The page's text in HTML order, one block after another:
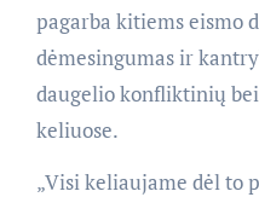
pagarba kitiems eismo
dėmesingumas ir
daugelio konfliktinių
keliuose.
„Visi keliaujame dėl to